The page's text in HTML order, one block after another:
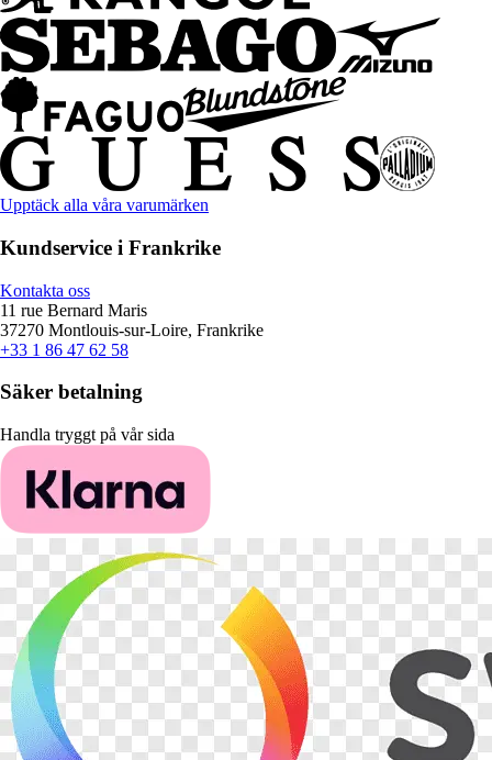
Upptäck alla våra varumärken
Kundservice i Frankrike
Kontakta oss
11 rue Bernard Maris
37270 Montlouis-sur-Loire, Frankrike
+33 1 86 47 62 58
Säker betalning
Handla tryggt på vår sida